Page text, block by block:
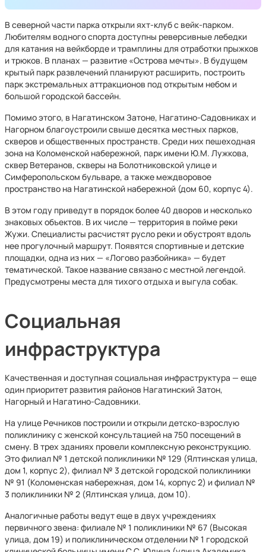
В северной части парка открыли яхт-клуб с вейк-парком.
Любителям водного спорта доступны реверсивные лебедки
для катания на вейкборде и трамплины для отработки прыжков
и трюков. В планах — развитие «Острова мечты». В будущем
крытый парк развлечений планируют расширить, построить
парк экстремальных аттракционов под открытым небом и
большой городской бассейн.
Помимо этого, в Нагатинском Затоне, Нагатино-Садовниках и
Нагорном благоустроили свыше десятка местных парков,
скверов и общественных пространств. Среди них пешеходная
зона на Коломенской набережной, парк имени Ю.М. Лужкова,
сквер Ветеранов, скверы на Болотниковской улице и
Симферопольском бульваре, а также междворовое
пространство на Нагатинской набережной (дом 60, корпус 4).
В этом году приведут в порядок более 40 дворов и несколько
знаковых объектов. В их числе — территория в пойме реки
Жужи. Специалисты расчистят русло реки и обустроят вдоль
нее прогулочный маршрут. Появятся спортивные и детские
площадки, одна из них — «Логово разбойника» — будет
тематической. Такое название связано с местной легендой.
Предусмотрены места для тихого отдыха и выгула собак.
Социальная
инфраструктура
Качественная и доступная социальная инфраструктура — еще
один приоритет развития районов Нагатинский Затон,
Нагорный и Нагатино-Садовники.
На улице Речников построили и открыли детско-взрослую
поликлинику с женской консультацией на 750 посещений в
смену. В трех зданиях провели комплексную реконструкцию.
Это филиал № 1 детской поликлиники № 129 (Ялтинская улица,
дом 1, корпус 2), филиал № 3 детской городской поликлиники
№ 91 (Коломенская набережная, дом 14, корпус 2) и филиал №
3 поликлиники № 2 (Ялтинская улица, дом 10).
Аналогичные работы ведут еще в двух учреждениях
первичного звена: филиале № 1 поликлиники № 67 (Высокая
улица, дом 19) и поликлиническом отделении № 1 городской